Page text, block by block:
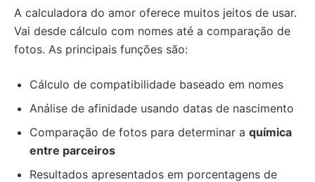
A calculadora do amor oferece muitos jeitos de usar.
Vai desde cálculo com nomes até a comparação de
fotos. As principais funções são:
Cálculo de compatibilidade baseado em nomes
Análise de afinidade usando datas de nascimento
Comparação de fotos para determinar a química
entre parceiros
Resultados apresentados em porcentagens de